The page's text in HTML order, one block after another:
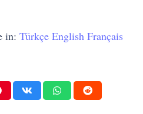
in:Türkçe English Français